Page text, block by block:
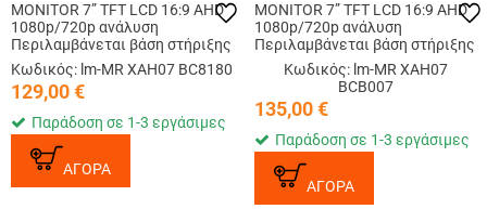
MONITOR 7” TFT LCD 16:9 AHD
1080p/720p ανάλυση
Περιλαμβάνεται βάση στήριξης
και τηλεχειριστήριο και
κάμερα AHD 1080p/25fps
Κωδικός: lm-MR XAH07 BC8180
129,00€
Παράδοση σε 1-3 εργάσιμες
ΑΓΟΡΑ
MONITOR 7” TFT LCD 16:9 AHD
1080p/720p ανάλυση
Περιλαμβάνεται βάση στήριξης
και τηλεχειριστήριο και
κάμερα AHD 1080p 30fps/CVBS
Κωδικός: lm-MR XAH07
BCB007
135,00€
Παράδοση σε 1-3 εργάσιμες
ΑΓΟΡΑ